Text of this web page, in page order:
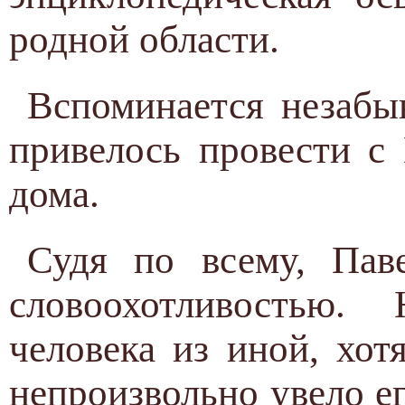
родной области.
Вспоминается
привелось провести
дома.
Судя по всему,
человека из иной,
непроизвольно увело